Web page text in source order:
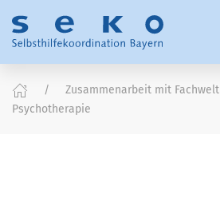
Zusammenarbeit mit Fachwelt
Psychotherapie